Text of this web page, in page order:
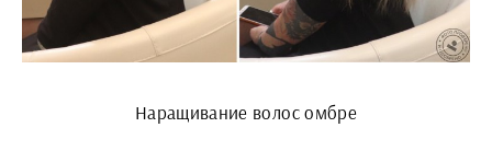
Наращивание волос омбре